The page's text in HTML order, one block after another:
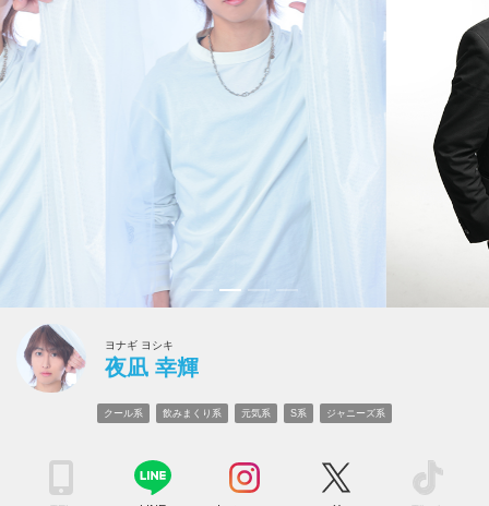
ヨナギ ヨシキ
夜凪 幸輝
クール系 飲みまくり系 元気系 S系 ジャニーズ系